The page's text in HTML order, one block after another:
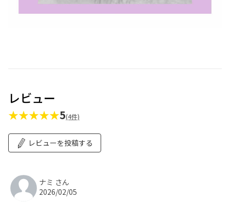
レビュー
★★★★★5(4件)
レビューを投稿する
ナミ さん
2026/02/05